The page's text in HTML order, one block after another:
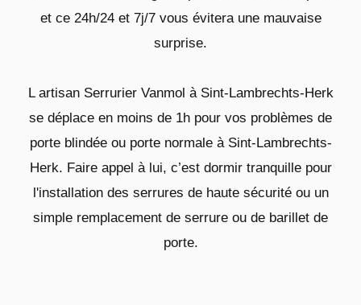
et ce 24h/24 et 7j/7 vous évitera une mauvaise
surprise.
L artisan Serrurier Vanmol à Sint-Lambrechts-Herk
se déplace en moins de 1h pour vos problèmes de
porte blindée ou porte normale à Sint-Lambrechts-
Herk. Faire appel à lui, c’est dormir tranquille pour
l'installation des serrures de haute sécurité ou un
simple remplacement de serrure ou de barillet de
porte.